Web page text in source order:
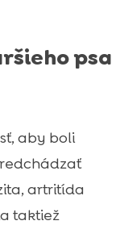
psa
aby boli
artritída
taktiež